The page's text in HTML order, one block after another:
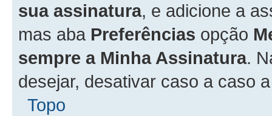
sua assinatura, e adicione a
mas aba Preferências opção
sempre a Minha Assinatura.
desejar, desativar caso a caso
Topo